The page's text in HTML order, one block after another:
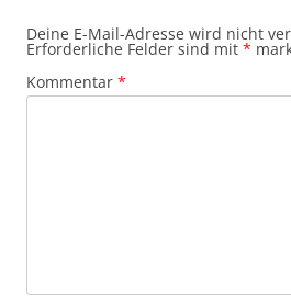
Deine E-Mail-Adresse wird nicht
Erforderliche Felder sind mit *
Kommentar *